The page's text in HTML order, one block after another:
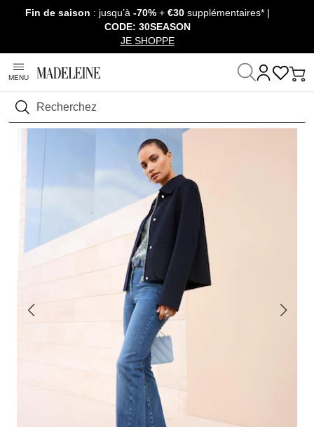
Passer la navigation, aller au contenu
Fin de saison : jusqu’à -70%+ €30 supplémentaires* |
CODE: 30SEASON
JE SHOPPE
MENU
Rechercher
Maison Prêt-à-Porter